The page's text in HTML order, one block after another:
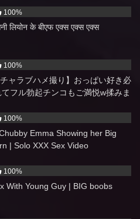
100%
लियोन के बीएफ एक्स एक्स एक्स
100%
ャラブハメ撮り】おっぱい好き必
フル勃起チンコもご満悦w揉みま
J○とおじさんのカップル】
3zvnTX4
100%
Emma Showing her Big
| Solo XXX Sex Video
100%
With Young Guy | BIG boobs